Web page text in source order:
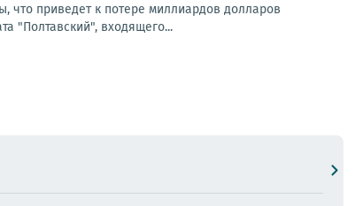
что приведет к потере миллиардов долларов
"Полтавский", входящего...